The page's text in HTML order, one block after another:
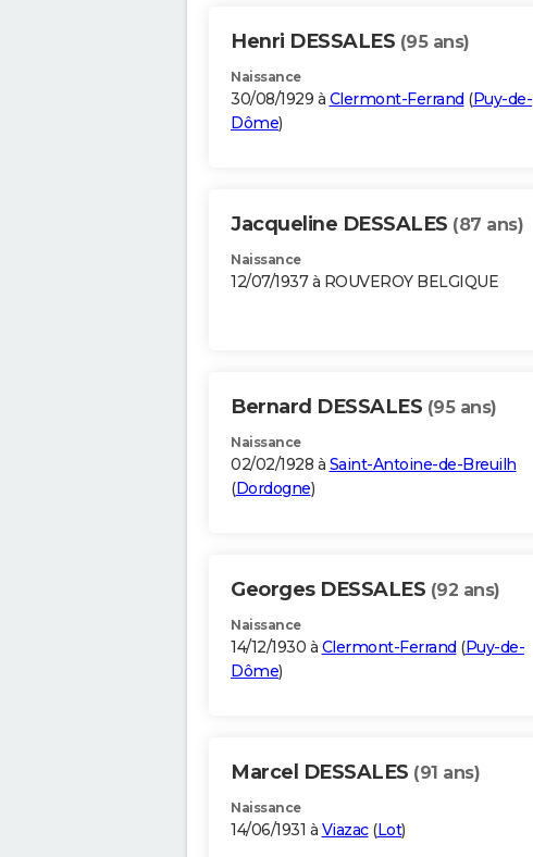
Henri DESSALES (95 ans)
Naissance
30/08/1929 à Clermont-Ferrand (Puy-de-
Dôme)
Jacqueline DESSALES (87 ans)
Naissance
12/07/1937 à ROUVEROY BELGIQUE
Bernard DESSALES (95 ans)
Naissance
02/02/1928 à Saint-Antoine-de-Breuilh
(Dordogne)
Georges DESSALES (92 ans)
Naissance
14/12/1930 à Clermont-Ferrand (Puy-de-
Dôme)
Marcel DESSALES (91 ans)
Naissance
14/06/1931 à Viazac(Lot)